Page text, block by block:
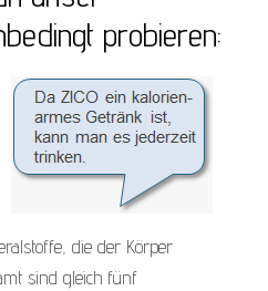
probieren:
die der Körper
sind gleich fünf